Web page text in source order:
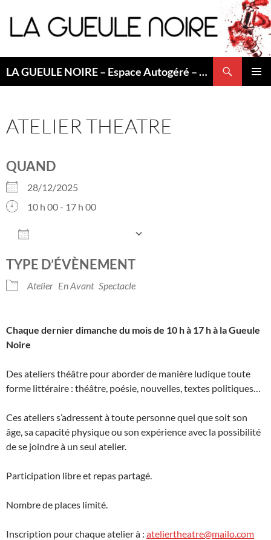
au
contenu
LA GUEULE NOIRE – Espace Autogéré – Saint Etienne
ATELIER THEATRE
QUAND
28/12/2025
10 h 00 - 17 h 00
TYPE D’ÉVÈNEMENT
Atelier En Avant Spectacle
Chaque dernier dimanche du mois de 10 h à 17 h à la Gueule
Noire
Des ateliers théâtre pour aborder de manière ludique toute
forme littéraire : théâtre, poésie, nouvelles, textes politiques…
Ces ateliers s’adressent à toute personne quel que soit son
âge, sa capacité physique ou son expérience avec la possibilité
de se joindre à un seul atelier.
Participation libre et repas partagé.
Nombre de places limité.
Inscription pour chaque atelier à : ateliertheatre@mailo.com